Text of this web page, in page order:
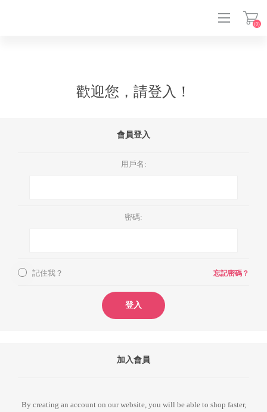
(0)
歡迎您，請登入！
會員登入
用戶名:
密碼:
記住我？ 忘記密碼？
登入
加入會員
By creating an account on our website, you will be able to shop faster,